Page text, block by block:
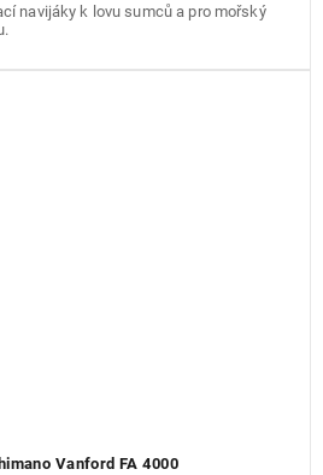
navijáky k lovu sumců a pro mořský
Vanford FA 4000